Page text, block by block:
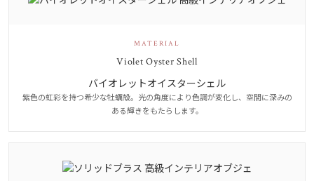
MATERIAL
Violet Oyster Shell
バイオレットオイスターシェル
紫色の虹彩を持つ希少な牡蠣殻。光の角度により色調が変化し、空間に深みの
ある輝きをもたらします。